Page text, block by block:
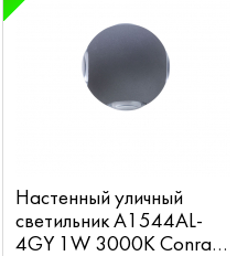
Настенный уличный
светильник A1544AL-
4GY 1W 3000K Conrad